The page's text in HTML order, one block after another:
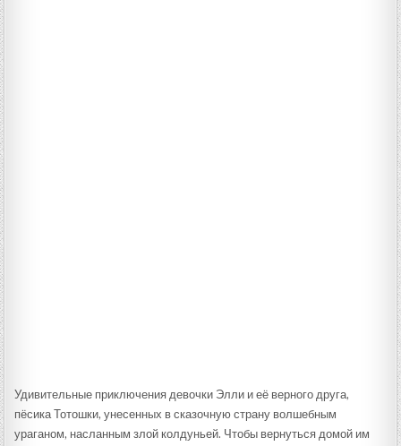
Удивительные приключения девочки Элли и её верного друга,
пёсика Тотошки, унесенных в сказочную страну волшебным
ураганом, насланным злой колдуньей. Чтобы вернуться домой им